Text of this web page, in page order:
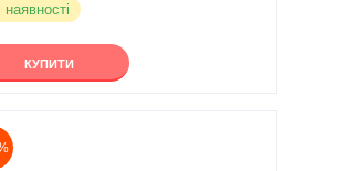
наявності
КУПИТИ